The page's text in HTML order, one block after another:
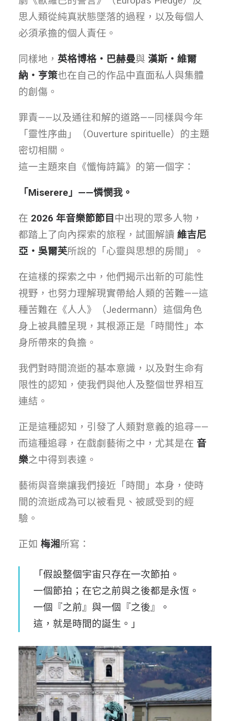
思人類從純真狀態墜落的過程，以及每個人
必須承擔的個人責任。
同樣地， 英格博格・巴赫曼與 漢斯・維爾
納・亨策也在自己的作品中直面私人與集體
的創傷。
罪責——以及通往和解的道路——同樣與今年
「靈性序曲」（Ouverture spirituelle）的主題
密切相關。
這一主題來自《懺悔詩篇》的第一個字：
「Miserere」——憐憫我。
在 2026 年音樂節節目 中出現的眾多人物，
都踏上了向內探索的旅程，試圖解讀 維吉尼
亞・吳爾芙所說的「心靈與思想的房間」。
在這樣的探索之中，他們揭示出新的可能性
視野，也努力理解現實帶給人類的苦難——這
種苦難在《人人》（Jedermann）這個角色
身上被具體呈現，其根源正是「時間性」本
身所帶來的負擔。
我們對時間流逝的基本意識，以及對生命有
限性的認知，使我們與他人及整個世界相互
連結。
正是這種認知，引發了人類對意義的追尋——
而這種追尋，在戲劇藝術之中，尤其是在 音
樂之中得到表達。
藝術與音樂讓我們接近「時間」本身，使時
間的流逝成為可以被看見、被感受到的經
驗。
正如 梅湘所寫：
「假設整個宇宙只存在一次節拍。
一個節拍；在它之前與之後都是永恆。
一個『之前』與一個『之後』。
這，就是時間的誕生。」